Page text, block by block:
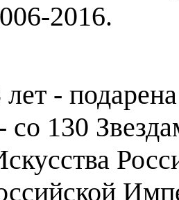
2016.
лет -
со 130